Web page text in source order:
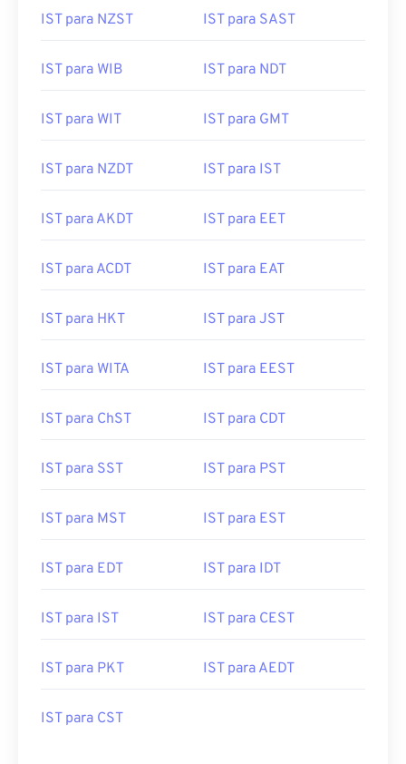
IST para NZST IST para SAST
IST para WIB IST para NDT
IST para WIT IST para GMT
IST para NZDT IST para IST
IST para AKDT IST para EET
IST para ACDT IST para EAT
IST para HKT IST para JST
IST para WITA IST para EEST
IST para ChST IST para CDT
IST para SST IST para PST
IST para MST IST para EST
IST para EDT IST para IDT
IST para IST IST para CEST
IST para PKT IST para AEDT
IST para CST